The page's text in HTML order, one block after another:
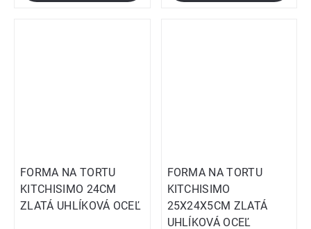
FORMA NA TORTU
KITCHISIMO 24CM
ZLATÁ UHLÍKOVÁ OCEĽ
FORMA NA TORTU
KITCHISIMO
25X24X5CM ZLATÁ
UHLÍKOVÁ OCEĽ